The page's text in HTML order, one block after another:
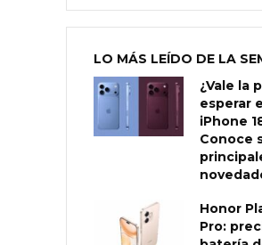
LO MÁS LEÍDO DE LA
¿Vale la
esperar
iPhone
Conoce
Honor
Pro: